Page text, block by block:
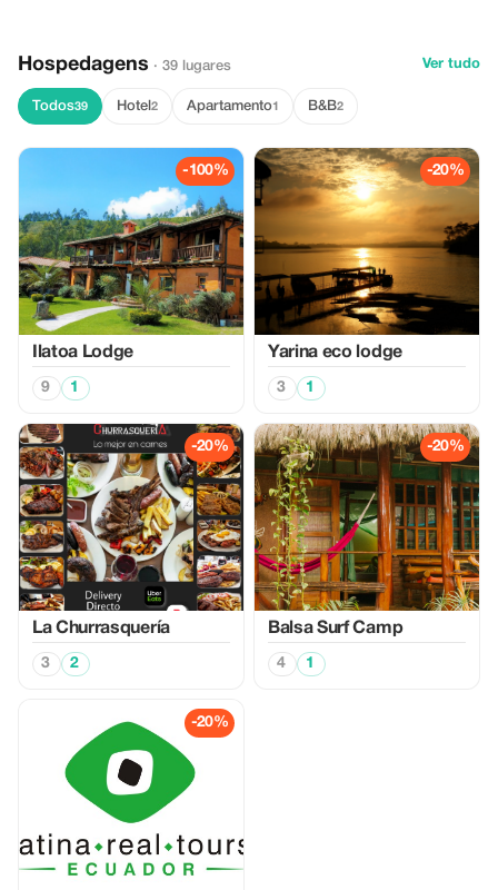
Hospedagens · 39 lugares Ver tudo
Todos39 Hotel 2 Apartamento1 B&B2
-100%
Ilatoa Lodge
9 1
-20%
Yarina eco lodge
3 1
-20%
La Churrasquería
3 2
-20%
Balsa Surf Camp
4 1
-20%